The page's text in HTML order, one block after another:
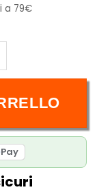
a 79€
- JAP quantità
Pay